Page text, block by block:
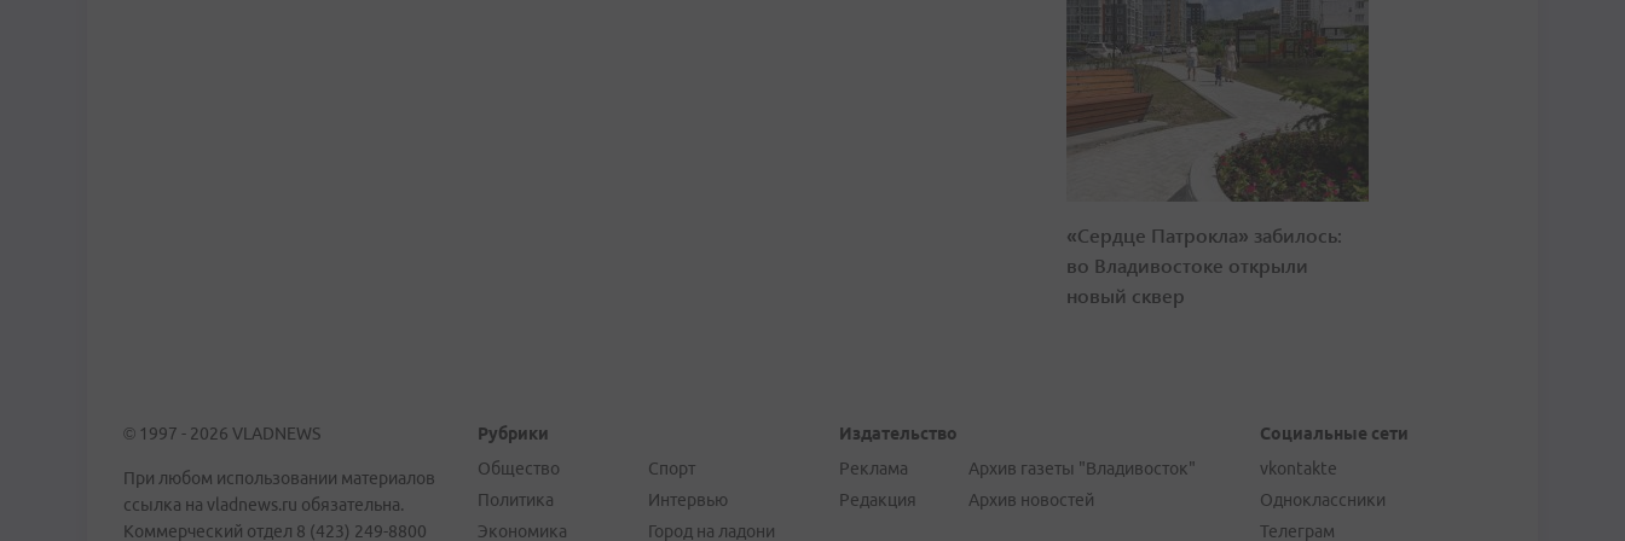
«Сердце Патрокла» забилось:
во Владивостоке открыли
новый сквер
© 1997 - 2026 VLADNEWS
При любом использовании материалов
ссылка на vladnews.ru обязательна.
Коммерческий отдел 8 (423) 249-8800
Рубрики
Общество
Политика
Экономика
Спорт
Интервью
Город на ладони
Издательство
Реклама
Редакция
Архив газеты "Владивосток"
Архив новостей
Социальные сети
vkontakte
Одноклассники
Телеграм